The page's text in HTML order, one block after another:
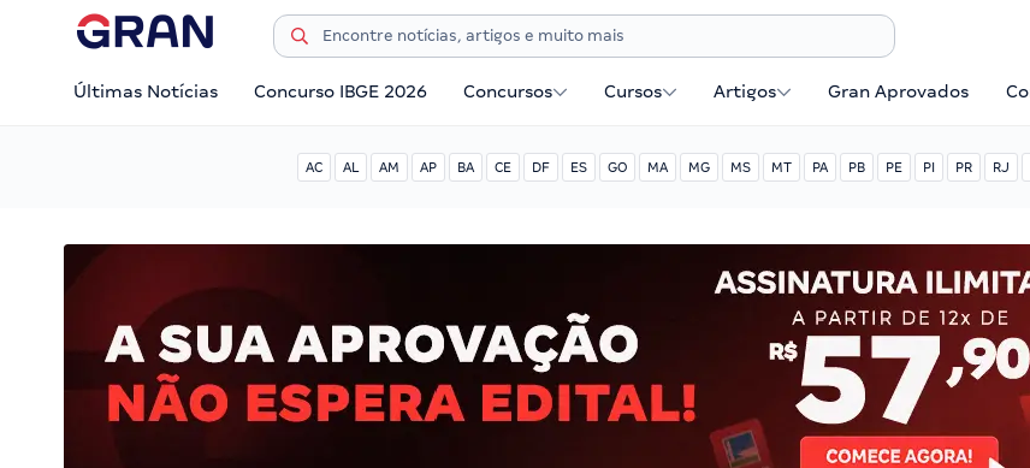
Últimas Notícias Concurso IBGE 2026 Concursos Cursos Artigos Gran Aprovados
AC AL AM AP BA CE DF ES GO MA MG MS MT PA PB PE PI PR RJ